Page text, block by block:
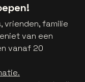
vrienden, familie
van een
vanaf 20